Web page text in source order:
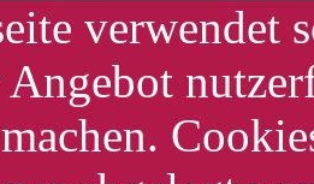
verwendet
Angebot